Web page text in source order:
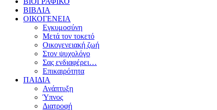
ΒΙΒΛΙΑ
ΟΙΚΟΓΕΝΕΙΑ
Εγκυμοσύνη
Μετά τον τοκετό
Οικογενειακή ζωή
Στον ψυχολόγο
Σας ενδιαφέρει…
Επικαιρότητα
ΠΑΙΔΙΑ
Ανάπτυξη
Ύπνος
Διατροφή